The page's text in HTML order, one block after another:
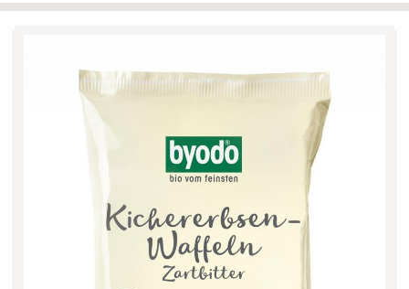
Bäckerei-Konditorei-Café
Fleischerei Hüthmayr
Hofladen Hoffelner
Kuglbauer - Familie Bischof Detail
La Toscana Anita Wolf e.U.
Söllradls Naturkostladen Detail
Detail